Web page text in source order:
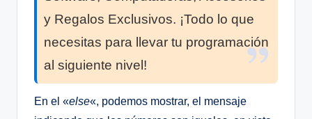
y Regalos Exclusivos. ¡Todo lo que
necesitas para llevar tu programación
al siguiente nivel!
En el «else«, podemos mostrar, el mensaje